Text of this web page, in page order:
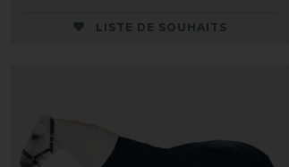
LISTE DE SOUHAITS